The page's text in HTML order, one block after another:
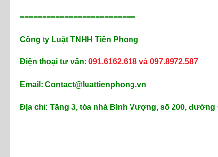
==========================
Công ty Luật TNHH Tiền Phong
Điện thoại tư vấn: 091.6162.618 và 097.8972.587
Email: Contact@luattienphong.vn
Địa chỉ: Tầng 3, tòa nhà Bình Vượng, số 200,